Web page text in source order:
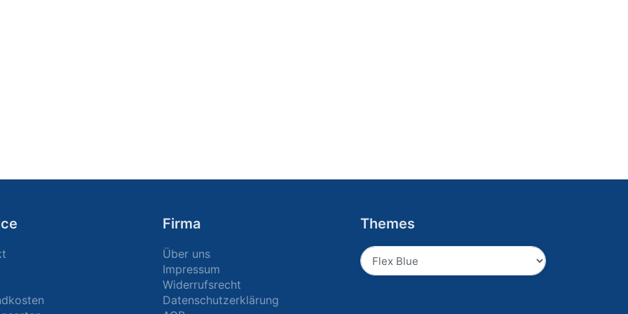
Firma
Über uns
Impressum
Widerrufsrecht
Datenschutzerklärung
Themes